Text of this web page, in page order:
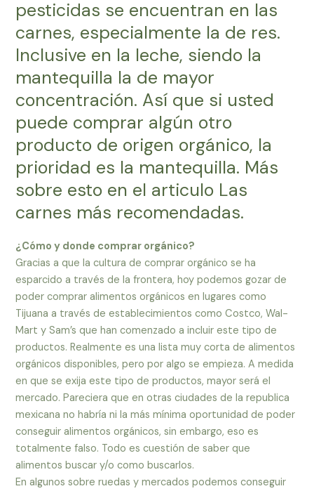
pesticidas se encuentran en las
carnes, especialmente la de res.
Inclusive en la leche, siendo la
mantequilla la de mayor
concentración. Así que si usted
puede comprar algún otro
producto de origen orgánico, la
prioridad es la mantequilla. Más
sobre esto en el articulo Las
carnes más recomendadas.
¿Cómo y donde comprar orgánico?
Gracias a que la cultura de comprar orgánico se ha
esparcido a través de la frontera, hoy podemos gozar de
poder comprar alimentos orgánicos en lugares como
Tijuana a través de establecimientos como Costco, Wal-
Mart y Sam’s que han comenzado a incluir este tipo de
productos. Realmente es una lista muy corta de alimentos
orgánicos disponibles, pero por algo se empieza. A medida
en que se exija este tipo de productos, mayor será el
mercado. Pareciera que en otras ciudades de la republica
mexicana no habría ni la más mínima oportunidad de poder
conseguir alimentos orgánicos, sin embargo, eso es
totalmente falso. Todo es cuestión de saber que
alimentos buscar y/o como buscarlos.
En algunos sobre ruedas y mercados podemos conseguir